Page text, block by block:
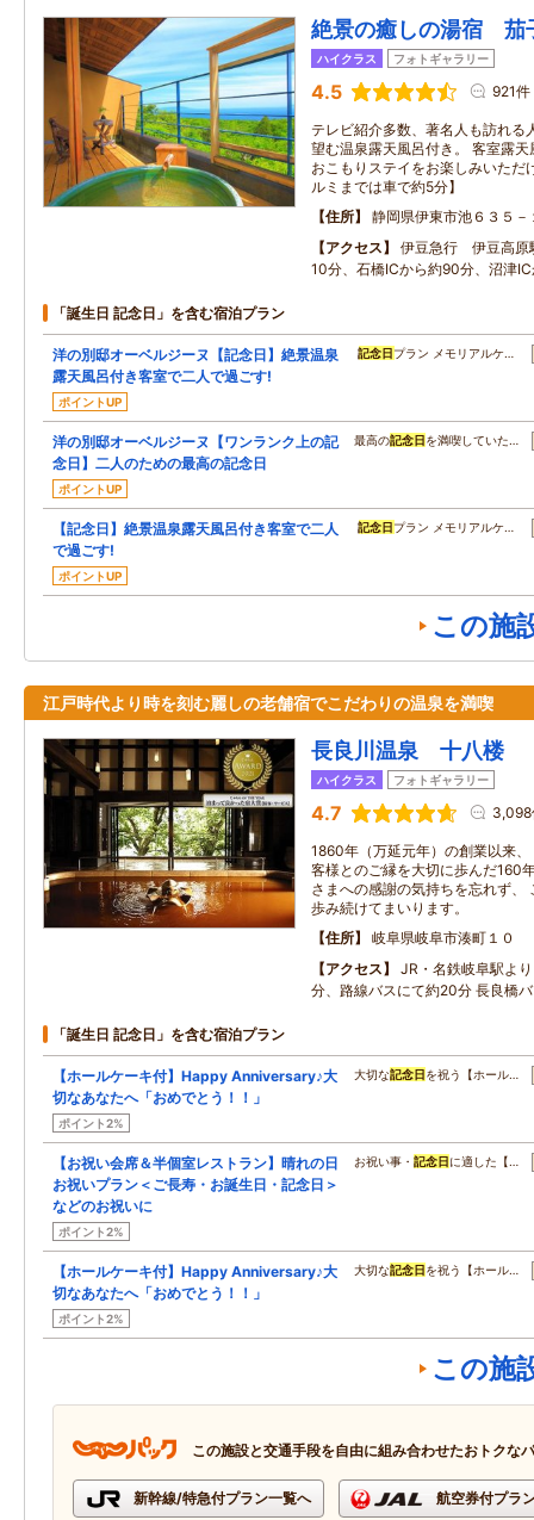
絶景の癒しの湯宿 茄
ハイクラス フォトギャラリー
4.5 921件
テレビ紹介多数、著名人も訪れる
望む温泉露天風呂付き。 客室露
おこもりステイをお楽しみいただ
ルミまでは車で約5分】
住所
静岡県伊東市池６３５－
アクセス
伊豆急行 伊豆高原
10分、石橋ICから約90分、沼津
「誕生日 記念日」を含む宿泊プラン
洋の別邸オーベルジーヌ【記念日】絶景温泉
露天風呂付き客室で二人で過ごす!
ポイントUP
記念日 プラン メモリアルケ…
洋の別邸オーベルジーヌ【ワンランク上の記
念日】二人のための最高の記念日
ポイントUP
最高の記念日 を満喫していた…
【記念日】絶景温泉露天風呂付き客室で二人
で過ごす!
ポイントUP
記念日 プラン メモリアルケ…
この施
江戸時代より時を刻む麗しの老舗宿でこだわりの温泉を満喫
長良川温泉 十八楼
ハイクラス フォトギャラリー
4.7 3,098
1860年（万延元年）の創業以来
客様とのご縁を大切に歩んだ160
さまへの感謝の気持ちを忘れず、
歩み続けてまいります。
住所
岐阜県岐阜市湊町１０
アクセス
JR・名鉄岐阜駅よ
分、路線バスにて約20分 長良橋
「誕生日 記念日」を含む宿泊プラン
【ホールケーキ付】Happy Anniversary♪大
切なあなたへ「おめでとう！！」
ポイント2%
大切な記念日 を祝う【ホール…
【お祝い会席＆半個室レストラン】晴れの日
お祝いプラン＜ご長寿・お誕生日・記念日＞
などのお祝いに
ポイント2%
お祝い事・ 記念日 に適した【…
【ホールケーキ付】Happy Anniversary♪大
切なあなたへ「おめでとう！！」
ポイント2%
大切な記念日 を祝う【ホール…
この施
この施設と交通手段を自由に組み合わせたおトクな
新幹線/特急付プラン一覧へ 航空券付プラ